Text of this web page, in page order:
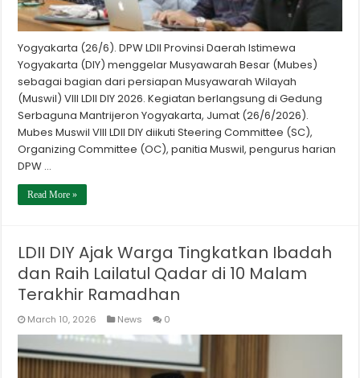
Yogyakarta (26/6). DPW LDII Provinsi Daerah Istimewa
Yogyakarta (DIY) menggelar Musyawarah Besar (Mubes)
sebagai bagian dari persiapan Musyawarah Wilayah
(Muswil) VIII LDII DIY 2026. Kegiatan berlangsung di Gedung
Serbaguna Mantrijeron Yogyakarta, Jumat (26/6/2026).
Mubes Muswil VIII LDII DIY diikuti Steering Committee (SC),
Organizing Committee (OC), panitia Muswil, pengurus harian
DPW …
Read More »
LDII DIY Ajak Warga Tingkatkan Ibadah
dan Raih Lailatul Qadar di 10 Malam
Terakhir Ramadhan
March 10, 2026 News 0